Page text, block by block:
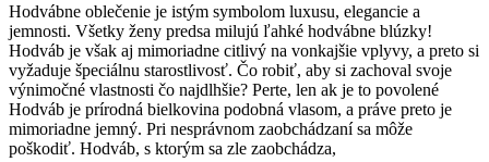
Hodvábne oblečenie je istým symbolom luxusu, elegancie a
jemnosti. Všetky ženy predsa milujú ľahké hodvábne blúzky!
Hodváb je však aj mimoriadne citlivý na vonkajšie vplyvy, a preto si
vyžaduje špeciálnu starostlivosť. Čo robiť, aby si zachoval svoje
výnimočné vlastnosti čo najdlhšie? Perte, len ak je to povolené
Hodváb je prírodná bielkovina podobná vlasom, a práve preto je
mimoriadne jemný. Pri nesprávnom zaobchádzaní sa môže
poškodiť. Hodváb, s ktorým sa zle zaobchádza,